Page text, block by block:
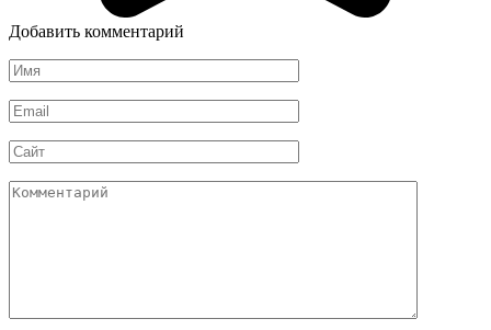
Добавить комментарий
Имя
*
Email
*
Сайт
Комментарий